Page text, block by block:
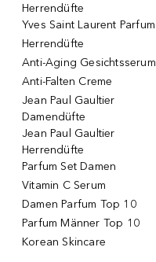
Herrendüfte
Yves Saint Laurent Parfum
Herrendüfte
Anti-Aging Gesichtsserum
Anti-Falten Creme
Jean Paul Gaultier
Damendüfte
Jean Paul Gaultier
Herrendüfte
Parfum Set Damen
Vitamin C Serum
Damen Parfum Top 10
Parfum Männer Top 10
Korean Skincare